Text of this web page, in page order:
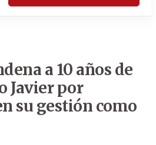
a 10 años de
Javier por
su gestión como